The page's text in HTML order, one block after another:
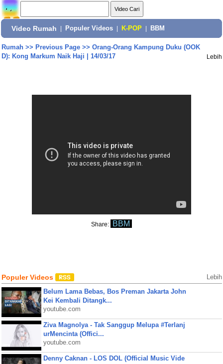
Video Rumah Populer Videos K-POP BBM
Rumah>> Previous Page>> Orang-Orang Kampung Duku (OOK
D): Kong Markum Naik Haji | 14/03/17
Lebih
Share: BBM
Populer Videos Lebih
Belum Lama Bebas, Bos Preman Jakarta John
Kei Kembali Ditangk...
youtube.com
Ziva Magnolya - Tak Sanggup Melupa #Terlanj
urMencinta (Offici...
youtube.com
Denny Caknan - LOS DOL (Official Music Vide